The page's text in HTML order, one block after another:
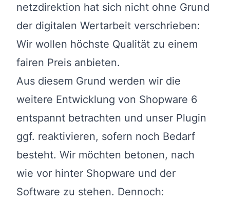
netzdirektion hat sich nicht ohne Grund
der digitalen Wertarbeit verschrieben:
Wir wollen höchste Qualität zu einem
fairen Preis anbieten.
Aus diesem Grund werden wir die
weitere Entwicklung von Shopware 6
entspannt betrachten und unser Plugin
ggf. reaktivieren, sofern noch Bedarf
besteht. Wir möchten betonen, nach
wie vor hinter Shopware und der
Software zu stehen. Dennoch: